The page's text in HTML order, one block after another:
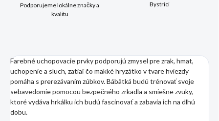
Podporujeme lokálne značky a
kvalitu
Bystrici
Farebné uchopovacie prvky podporujú zmysel pre zrak, hmat,
uchopenie a sluch, zatiaľ čo mäkké hryzátko v tvare hviezdy
pomáha s prerezávaním zúbkov. Bábätká budú trénovať svoje
sebavedomie pomocou bezpečného zrkadla a smiešne zvuky,
ktoré vydáva hrkálku ich budú fascinovať a zabavia ich na dlhú
dobu.